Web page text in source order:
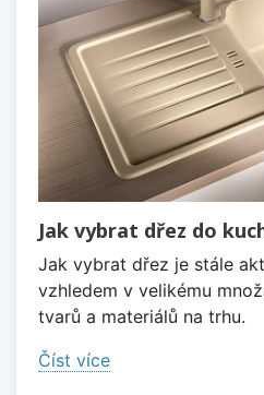
Jak vybrat dřez do
Jak vybrat dřez je stále
vzhledem v velikému
tvarů a materiálů na trhu.
Číst více